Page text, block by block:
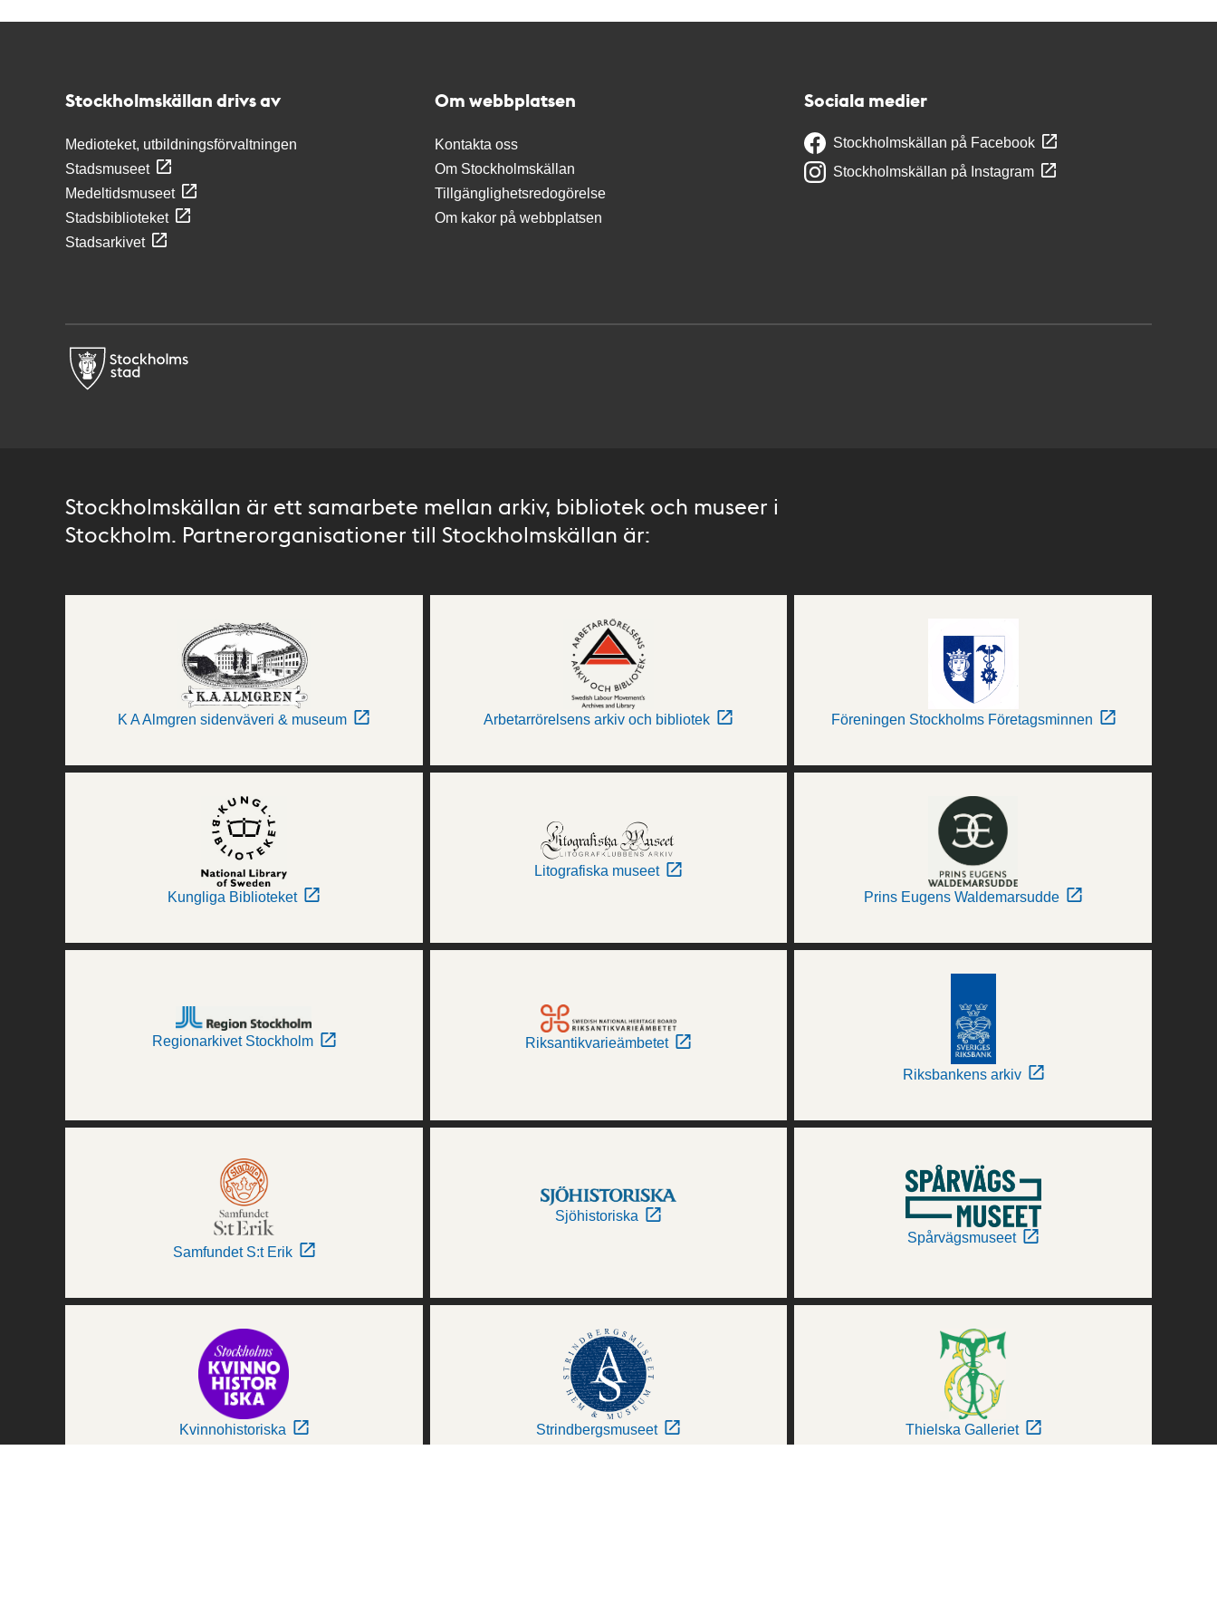
Stockholmskällan drivs av
Medioteket, utbildningsförvaltningen
Stadsmuseet
Medeltidsmuseet
Stadsbiblioteket
Stadsarkivet
Om webbplatsen
Kontakta oss
Om Stockholmskällan
Tillgänglighetsredogörelse
Om kakor på webbplatsen
Sociala medier
Stockholmskällan på Facebook
Stockholmskällan på Instagram
Stockholmskällan är ett samarbete mellan arkiv, bibliotek och museer i
Stockholm. Partnerorganisationer till Stockholmskällan är:
K A Almgren sidenväveri & museum Arbetarrörelsens arkiv och bibliotek Föreningen Stockholms Företagsminnen
Kungliga Biblioteket
Litografiska museet
Prins Eugens Waldemarsudde
Regionarkivet Stockholm Riksantikvarieämbetet
Riksbankens arkiv
Samfundet S:t Erik
Sjöhistoriska
Spårvägsmuseet
Kvinnohistoriska Strindbergsmuseet Thielska Galleriet